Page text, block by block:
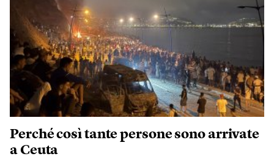
Perché così tante persone sono arrivate
a Ceuta